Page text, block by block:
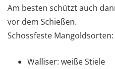
Am besten schützt auch
vor dem Schießen.
Schossfeste Mangoldsorten:
Walliser: weiße Stiele